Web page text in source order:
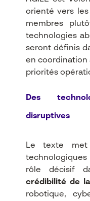
orienté vers
membres
technologies
seront définis
en coordination
priorités
Des
disruptives
Le texte
rôle décisif
crédibilité de
robotique,